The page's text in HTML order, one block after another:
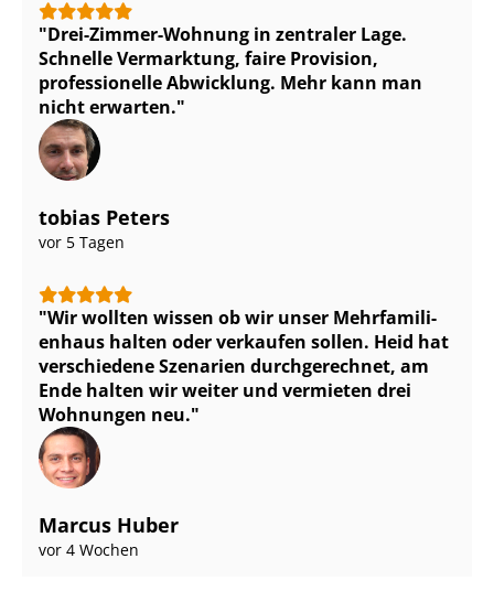
Drei-Zimmer-Wohnung in zentraler Lage.
Schnelle Vermarktung, faire Provision,
professionelle Abwicklung. Mehr kann man
nicht erwarten.
tobias Peters
vor 5 Tagen
Wir wollten wissen ob wir unser Mehr­fa­mi­li­
en­haus halten oder verkaufen sollen. Heid hat
verschiedene Szenarien durchgerechnet, am
Ende halten wir weiter und vermieten drei
Wohnungen neu.
Marcus Huber
vor 4 Wochen